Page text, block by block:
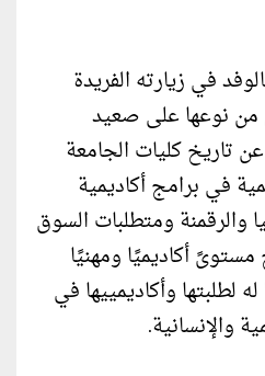
في زيارته الفريدة
من نوعها على صعيد
تاريخ كليات الجامعة
في برامج أكاديمية
والرقمنة ومتطلبات السوق
أكاديميًا ومهنيًا
لطلبتها وأكاديمييها في
والإنسانية.